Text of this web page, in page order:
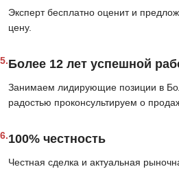
Эксперт бесплатно оценит и
цену.
5.Более 12 лет успешной
Занимаем лидирующие позиции в
радостью проконсультируем о
6.100% честность
Честная сделка и актуальная